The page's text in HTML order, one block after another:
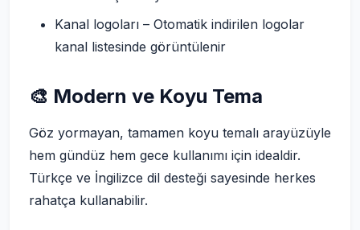
Kanal logoları – Otomatik indirilen logolar
kanal listesinde görüntülenir
🎨 Modern ve Koyu Tema
Göz yormayan, tamamen koyu temalı arayüzüyle
hem gündüz hem gece kullanımı için idealdir.
Türkçe ve İngilizce dil desteği sayesinde herkes
rahatça kullanabilir.